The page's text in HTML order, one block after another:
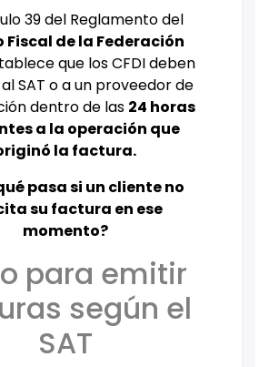
39 del Reglamento del
Fiscal de la Federación
que los CFDI deben
SAT o a un proveedor de
dentro de las 24 horas
a la operación que
la factura.
pasa si un cliente no
su factura en ese
momento?
para emitir
según el
SAT